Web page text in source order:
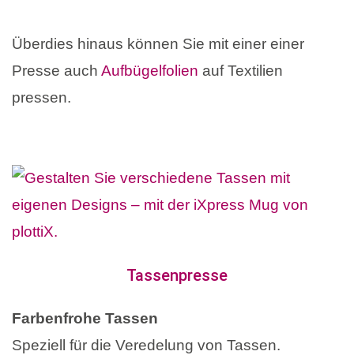
Überdies hinaus können Sie mit einer einer
Presse auch Aufbügelfolien auf Textilien
pressen.
Tassenpresse
Farbenfrohe Tassen
Speziell für die Veredelung von Tassen.